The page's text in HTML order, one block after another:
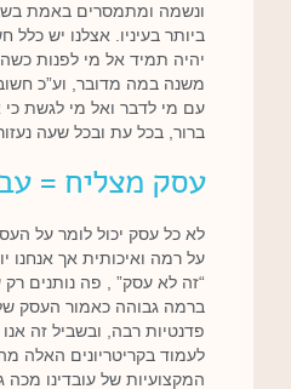
ונשמה ומתמסרים באמת
ביותר בעיניו. אצלנו יש כלל
יהיה תמיד אל מי לפנות
משנה במה מדובר, וע”כ
עם מי לדבר ואל מי לגשת
ברור, בכל עת ובכל שעה
עסק מצליח =
לא כל עסק יכול לומר על
על רמה ואיכותית אך אנחנו
“זה לא עסק” , פה נותנים
ברמה גבוהה כאמור העסק
פדנטיות רבה, ובשביל זה
לעמוד בקריטריונים האלה
המקצועיות של עובדינו